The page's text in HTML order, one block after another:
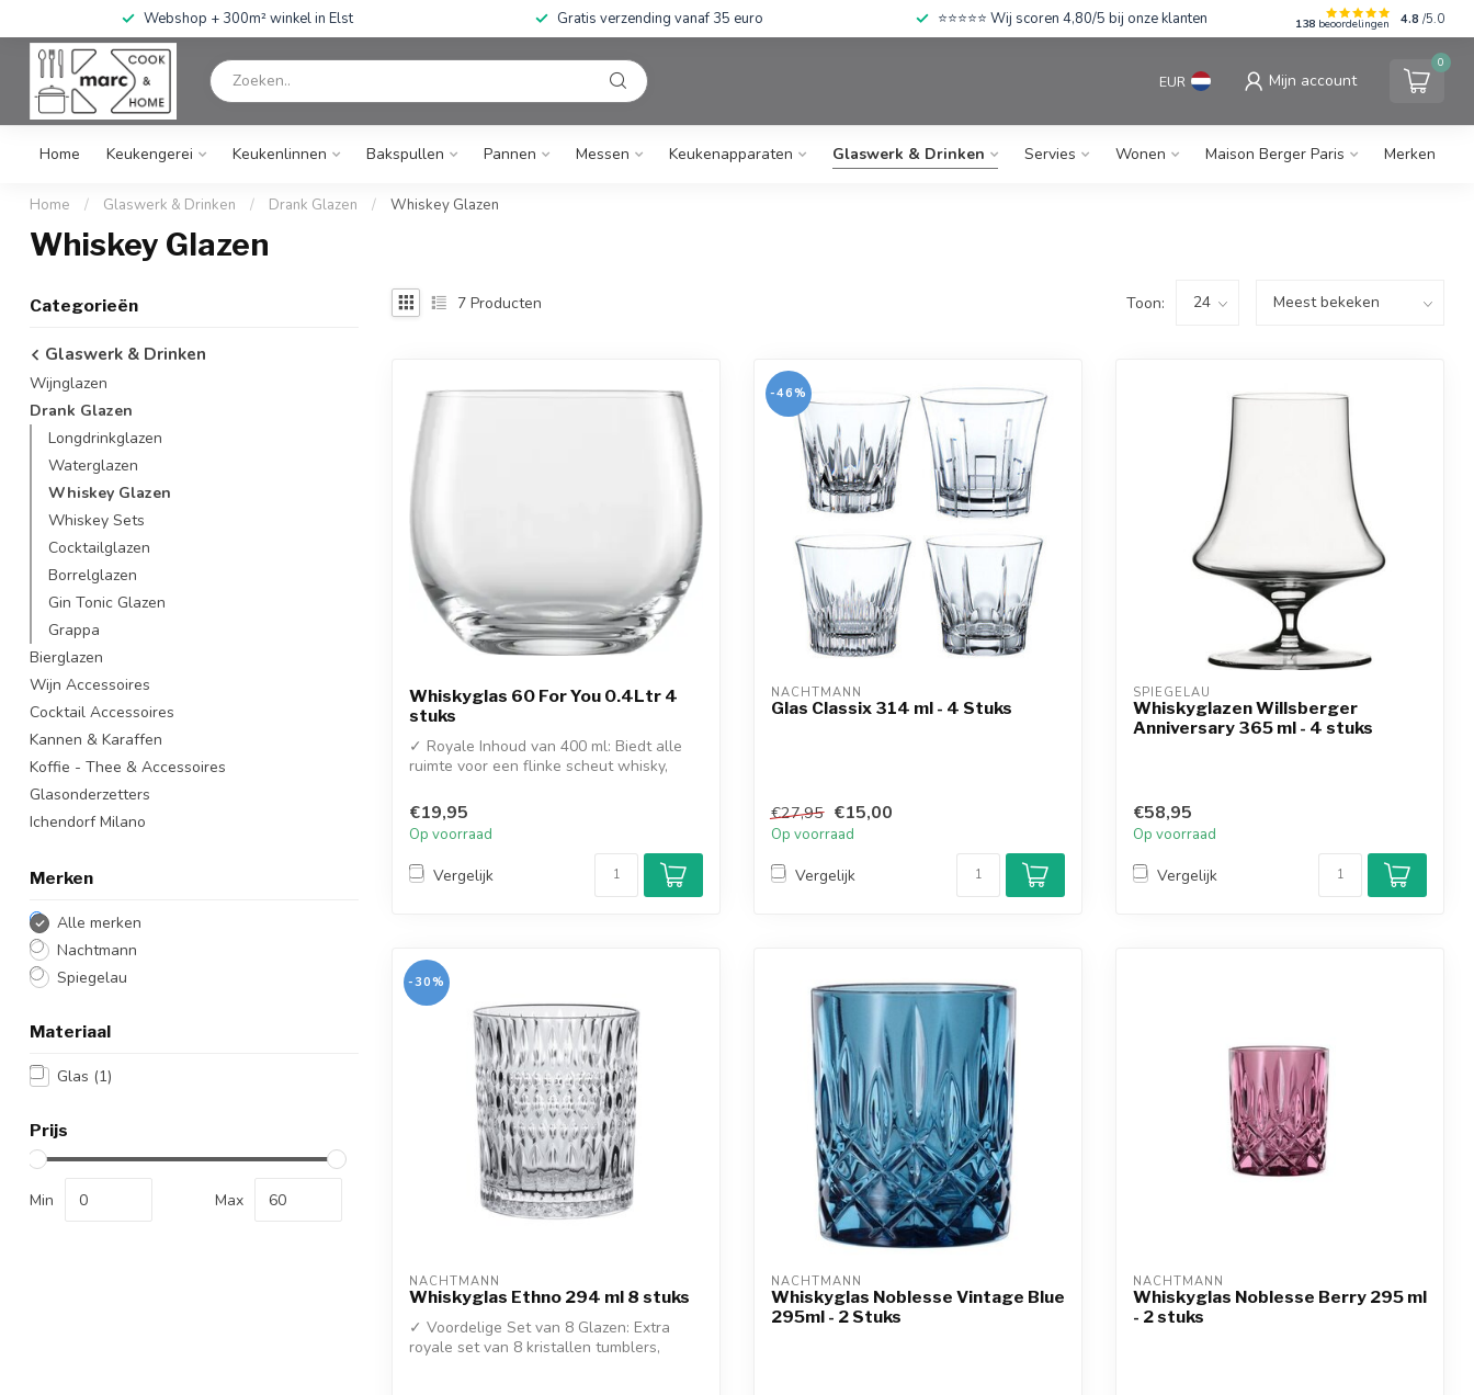
Webshop + 300m² winkel in Elst Gratis verzending vanaf 35 euro ⭐⭐⭐⭐⭐ Wij scoren 4,80/5 bij onze klanten 138 beoordelingen 4.8 /5.0
EUR Mijn account
0
Home Keukengerei Keukenlinnen Bakspullen Pannen Messen Keukenapparaten Glaswerk & Drinken Servies Wonen Maison Berger Paris Merken
Home / Glaswerk & Drinken / Drank Glazen / Whiskey Glazen
Whiskey Glazen
Categorieën
Glaswerk & Drinken
Wijnglazen
Drank Glazen
Longdrinkglazen
Waterglazen
Whiskey Glazen
Whiskey Sets
Cocktailglazen
Borrelglazen
Gin Tonic Glazen
Grappa
Bierglazen
Wijn Accessoires
Cocktail Accessoires
Kannen & Karaffen
Koffie - Thee & Accessoires
Glasonderzetters
Ichendorf Milano
Merken
Alle merken
Nachtmann
Spiegelau
Materiaal
Glas (1)
Prijs
Min Max
7 Producten Toon:
Whiskyglas 60 For You 0.4Ltr 4
stuks
✓ Royale Inhoud van 400 ml: Biedt alle
ruimte voor een flinke scheut whisky,
€19,95
Op voorraad
Vergelijk
-46%
NACHTMANN
Glas Classix 314 ml - 4 Stuks
€27,95 €15,00
Op voorraad
Vergelijk
SPIEGELAU
Whiskyglazen Willsberger
Anniversary 365 ml - 4 stuks
€58,95
Op voorraad
Vergelijk
-30%
NACHTMANN
Whiskyglas Ethno 294 ml 8 stuks
✓ Voordelige Set van 8 Glazen: Extra
royale set van 8 kristallen tumblers,
NACHTMANN
Whiskyglas Noblesse Vintage Blue
295ml - 2 Stuks
NACHTMANN
Whiskyglas Noblesse Berry 295 ml
- 2 stuks